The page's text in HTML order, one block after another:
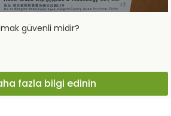
güvenli midir?
fazla bilgi edinin